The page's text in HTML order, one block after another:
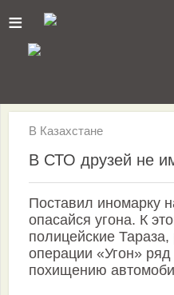
≡
В Казахстане
В СТО друзей не
Поставил иномарку
опасайся угона. К
полицейские
операции «Угон»
похищению